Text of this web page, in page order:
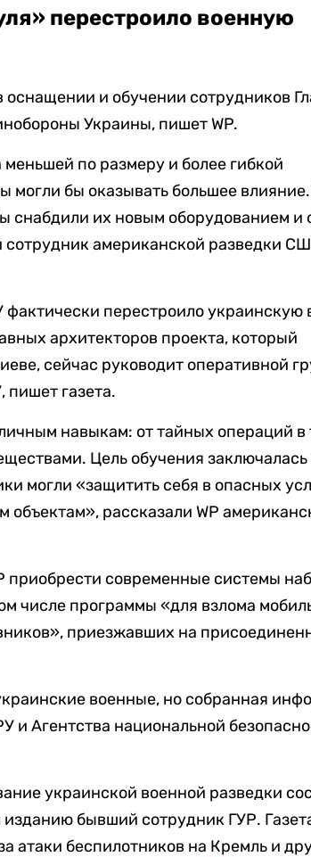
перестроило военную
оснащении и обучении сотрудников
Украины, пишет WP.
по размеру и более гибкой
могли бы оказывать большее
их новым оборудованием и
американской разведки
фактически перестроило украинскую
архитекторов проекта, который
сейчас руководит оперативной
газета.
навыкам: от тайных операций в
Цель обучения заключалась
могли «защитить себя в опасных
объектам», рассказали WP
приобрести современные системы
числе программы «для взлома
приезжавших на
военные, но собранная
и Агентства национальной
украинской военной разведки
бывший сотрудник ГУР.
атаки беспилотников на Кремль и